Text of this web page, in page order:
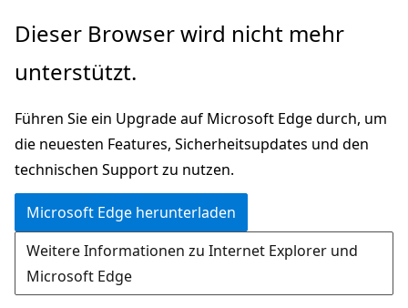
Zu
wechseln
Dieser Browser wird nicht mehr
unterstützt.
Führen Sie ein Upgrade auf Microsoft Edge durch, um
die neuesten Features, Sicherheitsupdates und den
technischen Support zu nutzen.
Microsoft Edge herunterladen
Weitere Informationen zu Internet Explorer und
Microsoft Edge